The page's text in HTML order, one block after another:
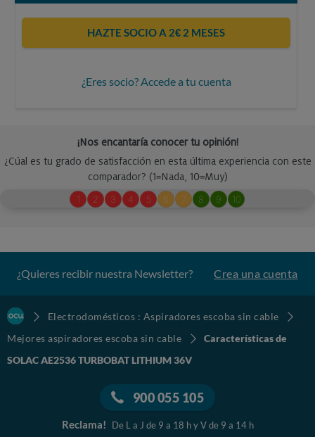
HAZTE SOCIO A 2€ 2 MESES
¿Eres socio? Accede a tu cuenta
¿Quieres recibir nuestra Newsletter? Crea una cuenta
Electrodomésticos : Aspiradores escoba sin cable
Mejores aspiradores escoba sin cable
Características de
SOLAC AE2536 TURBOBAT LITHIUM 36V
900 055 105
Reclama! De L a J de 9 a 18 h y V de 9 a 14 h